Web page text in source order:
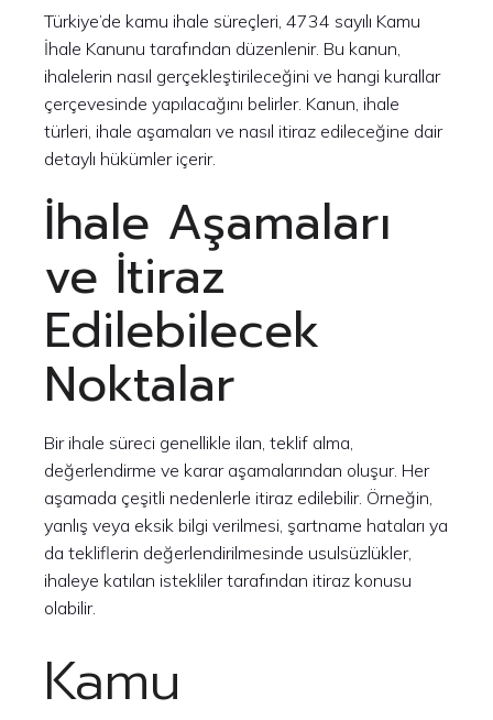
Türkiye’de kamu ihale süreçleri, 4734 sayılı Kamu
İhale Kanunu tarafından düzenlenir. Bu kanun,
ihalelerin nasıl gerçekleştirileceğini ve hangi kurallar
çerçevesinde yapılacağını belirler. Kanun, ihale
türleri, ihale aşamaları ve nasıl itiraz edileceğine dair
detaylı hükümler içerir.
İhale Aşamaları
ve İtiraz
Edilebilecek
Noktalar
Bir ihale süreci genellikle ilan, teklif alma,
değerlendirme ve karar aşamalarından oluşur. Her
aşamada çeşitli nedenlerle itiraz edilebilir. Örneğin,
yanlış veya eksik bilgi verilmesi, şartname hataları ya
da tekliflerin değerlendirilmesinde usulsüzlükler,
ihaleye katılan istekliler tarafından itiraz konusu
olabilir.
Kamu